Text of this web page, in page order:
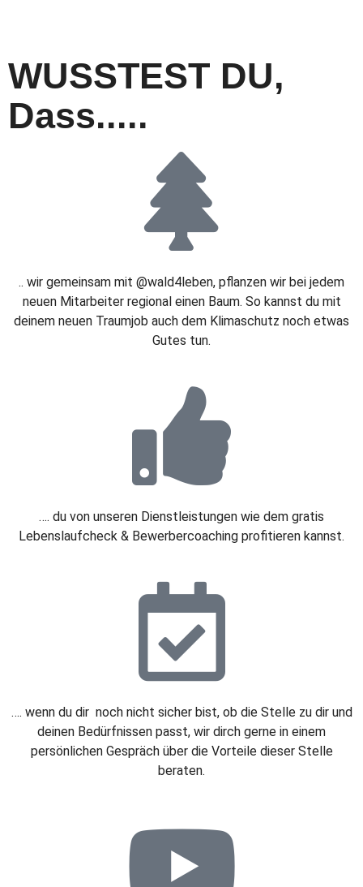
WUSSTEST DU,
Dass.....
.. wir gemeinsam mit @wald4leben, pflanzen wir bei jedem
neuen Mitarbeiter regional einen Baum. So kannst du mit
deinem neuen Traumjob auch dem Klimaschutz noch etwas
Gutes tun.
…. du von unseren Dienstleistungen wie dem gratis
Lebenslaufcheck & Bewerbercoaching profitieren kannst.
…. wenn du dir noch nicht sicher bist, ob die Stelle zu dir und
deinen Bedürfnissen passt, wir dirch gerne in einem
persönlichen Gespräch über die Vorteile dieser Stelle
beraten.